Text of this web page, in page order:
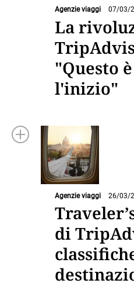
Agenzie viaggi 07/03/
La
"Questo
l'inizio"
Agenzie viaggi 26/03/
di